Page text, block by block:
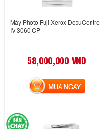
Máy Photo Fuji Xerox DocuCentre
IV 3060 CP
58,000,000 VND
MUA NGAY